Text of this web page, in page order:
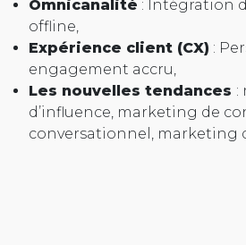
Omnicanalité : Intégration
offline,
Expérience client (CX) :
engagement accru,
Les nouvelles tendances :
d’influence, marketing de
conversationnel, marketing